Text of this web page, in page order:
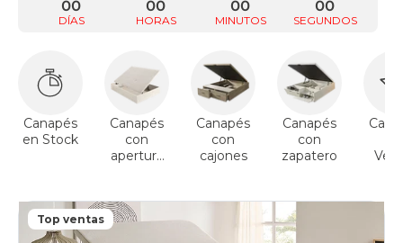
DÍAS
00
HORAS
00
MINUTOS
00
SEGUNDOS
00
Canapés
en Stock
Canapés
con
apertura
Canapés
con
cajones
Canapés
con
zapatero
Top ventas